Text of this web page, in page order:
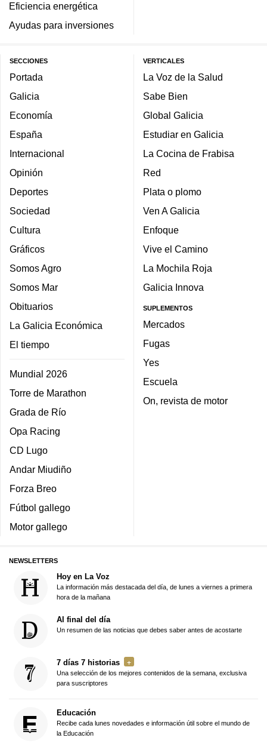
Eficiencia energética
Ayudas para inversiones
SECCIONES
Portada
Galicia
Economía
España
Internacional
Opinión
Deportes
Sociedad
Cultura
Gráficos
Somos Agro
Somos Mar
Obituarios
La Galicia Económica
El tiempo
Mundial 2026
Torre de Marathon
Grada de Río
Opa Racing
CD Lugo
Andar Miudiño
Forza Breo
Fútbol gallego
Motor gallego
VERTICALES
La Voz de la Salud
Sabe Bien
Global Galicia
Estudiar en Galicia
La Cocina de Frabisa
Red
Plata o plomo
Ven A Galicia
Enfoque
Vive el Camino
La Mochila Roja
Galicia Innova
SUPLEMENTOS
Mercados
Fugas
Yes
Escuela
On, revista de motor
NEWSLETTERS
Hoy en La Voz
La información más destacada del día, de lunes a viernes a primera
hora de la mañana
Al final del día
Un resumen de las noticias que debes saber antes de acostarte
7 días 7 historias
Una selección de los mejores contenidos de la semana, exclusiva
para suscriptores
Educación
Recibe cada lunes novedades e información útil sobre el mundo de
la Educación